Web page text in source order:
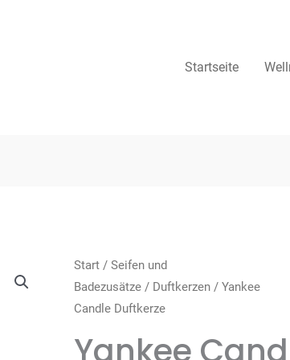
Startseite
Start/ Seifen und
Badezusätze/ Duftkerzen/ Yankee
Candle Duftkerze